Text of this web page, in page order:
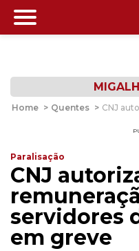
Home > Quentes > CNJ
Paralisação
CNJ
servidores
em greve